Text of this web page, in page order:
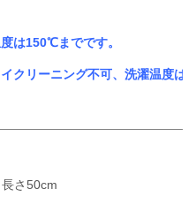
は150℃までです。
クリーニング不可、洗濯温度は
さ50cm